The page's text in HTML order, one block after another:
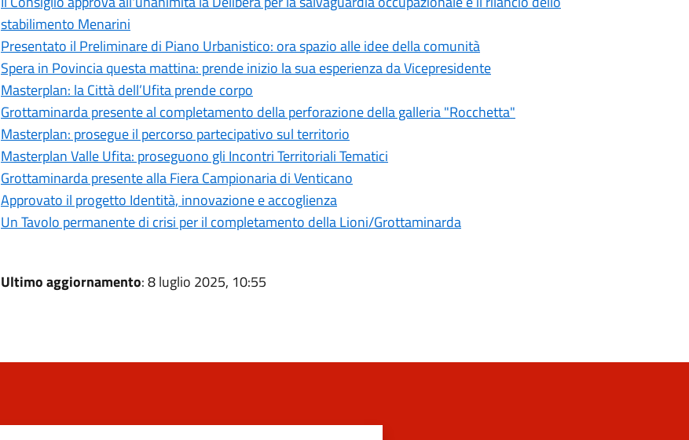
stabilimento Menarini
Presentato il Preliminare di Piano Urbanistico: ora spazio alle idee della comunità
Spera in Povincia questa mattina: prende inizio la sua esperienza da Vicepresidente
Masterplan: la Città dell’Ufita prende corpo
Grottaminarda presente al completamento della perforazione della galleria "Rocchetta"
Masterplan: prosegue il percorso partecipativo sul territorio
Masterplan Valle Ufita: proseguono gli Incontri Territoriali Tematici
Grottaminarda presente alla Fiera Campionaria di Venticano
Approvato il progetto Identità, innovazione e accoglienza
Un Tavolo permanente di crisi per il completamento della Lioni/Grottaminarda
Ultimo aggiornamento: 8 luglio 2025, 10:55